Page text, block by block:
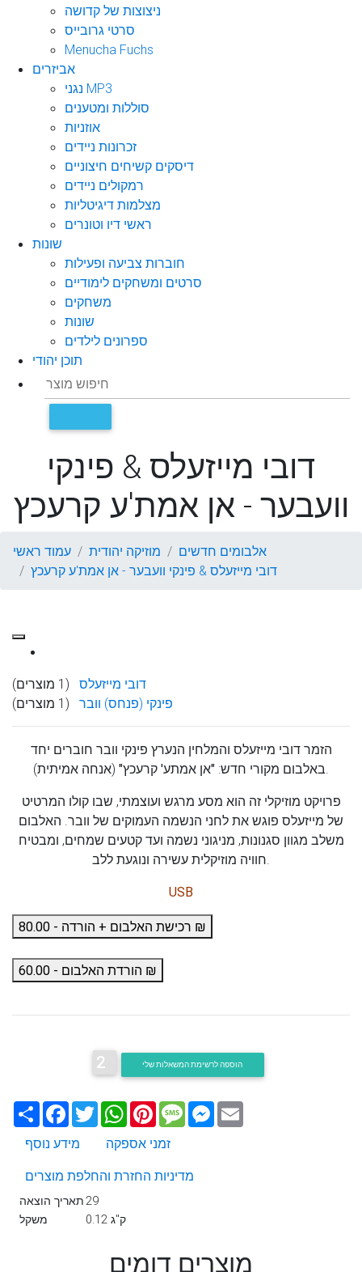
ניצוצות של קדושה
סרטי גרובייס
Menucha Fuchs
אביזרים
נגני MP3
סוללות ומטענים
אוזניות
זכרונות ניידים
דיסקים קשיחים חיצוניים
רמקולים ניידים
מצלמות דיגיטליות
ראשי דיו וטונרים
שונות
חוברות צביעה ופעילות
סרטים ומשחקים לימודיים
משחקים
שונות
ספרונים לילדים
תוכן יהודי
דובי מייזעלס & פינקי
וועבער - אן אמת'ע קרעכץ
עמוד ראשי מוזיקה יהודית
אלבומים חדשים
דובי מייזעלס & פינקי וועבער - אן אמת'ע קרעכץ
דובי מייזעלס (1 מוצרים)
פינקי (פנחס) וובר (1 מוצרים)
הזמרדובי מייזעלס והמלחין הנערץ פינקי וובר חוברים יחד
באלבום מקורי חדש: "אן אמתע' קרעכץ"
(אנחה אמיתית).
פרויקט מוזיקלי זה הוא מסע מרגש ועוצמתי, שבו קולו המרטיט
של מייזעלס פוגש את לחני הנשמה העמוקים של וובר. האלבום
משלב מגוון סגנונות, מניגוני נשמה ועד קטעים שמחים, ומבטיח
חוויה מוזיקלית עשירה ונוגעת ללב.
USB
רכישת האלבום + הורדה - 80.00 ₪
הורדת האלבום - 60.00 ₪
2 הוספה לרשימת המשאלות שלי
שתף Facebook
TwitterWhatsApp
PinterestMessageMessenger
מידע נוסף
זמני אספקה
מדיניות החזרת והחלפת מוצרים
תאריך הוצאה29
משקל
0.12 ק"ג
מוצרים דומים